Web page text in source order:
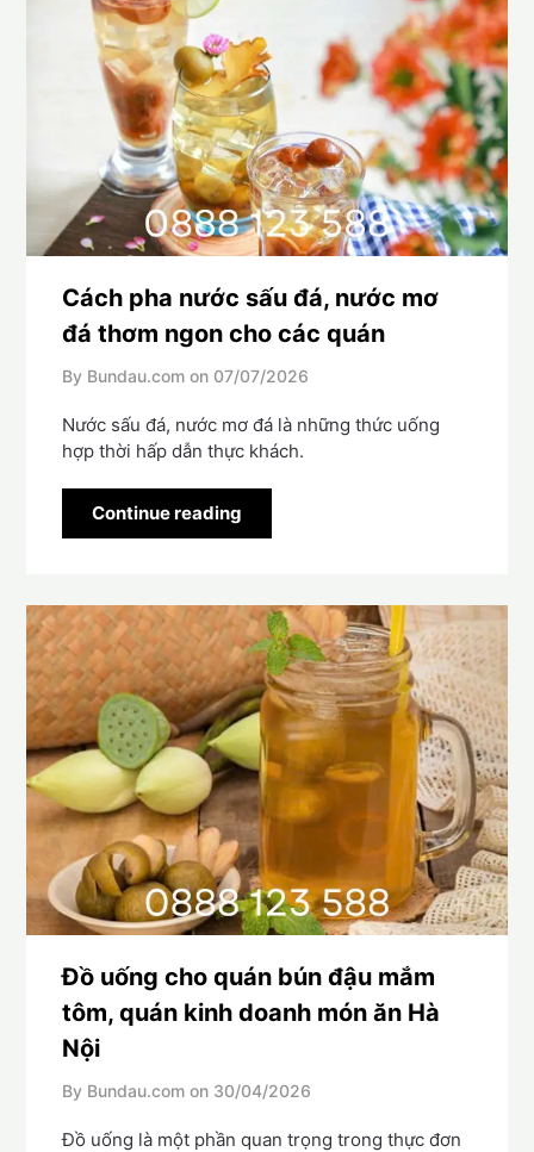
Cách pha nước sấu đá, nước mơ
đá thơm ngon cho các quán
By Bundau.com on 07/07/2026
Nước sấu đá, nước mơ đá là những thức uống
hợp thời hấp dẫn thực khách.
Continue reading
Đồ uống cho quán bún đậu mắm
tôm, quán kinh doanh món ăn Hà
Nội
By Bundau.com on 30/04/2026
Đồ uống là một phần quan trọng trong thực đơn